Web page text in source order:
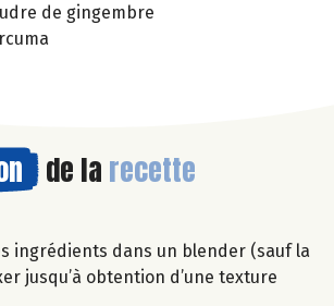
de gingembre
de la recette
ingrédients dans un blender (sauf la
jusqu’à obtention d’une texture